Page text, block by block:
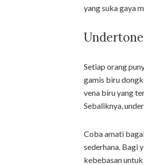
yang suka gaya
Setiap orang
gamis biru
vena biru yang
Sebaliknya,
Coba amati
sederhana. Bagi
kebebasan